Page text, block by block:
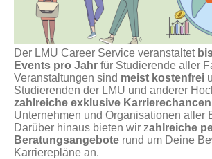
Der LMU Career Service veranstaltet
Events pro Jahr für Studierende aller
Veranstaltungen sind meist kostenfrei
Studierenden der LMU und anderer
zahlreiche exklusive Karrierechancen
Unternehmen und Organisationen aller
Darüber hinaus bieten wir zahlreiche
Beratungsangebote rund um Deine
Karrierepläne an.